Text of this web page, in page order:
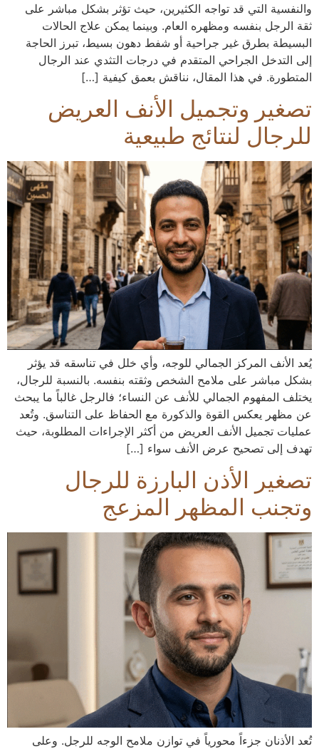
والنفسية التي قد تواجه الكثيرين، حيث تؤثر بشكل مباشر على
ثقة الرجل بنفسه ومظهره العام. وبينما يمكن علاج الحالات
البسيطة بطرق غير جراحية أو شفط دهون بسيط، تبرز الحاجة
إلى التدخل الجراحي المتقدم في درجات التثدي عند الرجال
المتطورة. في هذا المقال، نناقش بعمق كيفية […]
تصغير وتجميل الأنف العريض
للرجال لنتائج طبيعية
يُعد الأنف المركز الجمالي للوجه، وأي خلل في تناسقه قد يؤثر
بشكل مباشر على ملامح الشخص وثقته بنفسه. بالنسبة للرجال،
يختلف المفهوم الجمالي للأنف عن النساء؛ فالرجل غالباً ما يبحث
عن مظهر يعكس القوة والذكورة مع الحفاظ على التناسق. وتُعد
عمليات تجميل الأنف العريض من أكثر الإجراءات المطلوبة، حيث
تهدف إلى تصحيح عرض الأنف سواء […]
تصغير الأذن البارزة للرجال
وتجنب المظهر المزعج
تُعد الأذنان جزءاً محورياً في توازن ملامح الوجه للرجل. وعلى